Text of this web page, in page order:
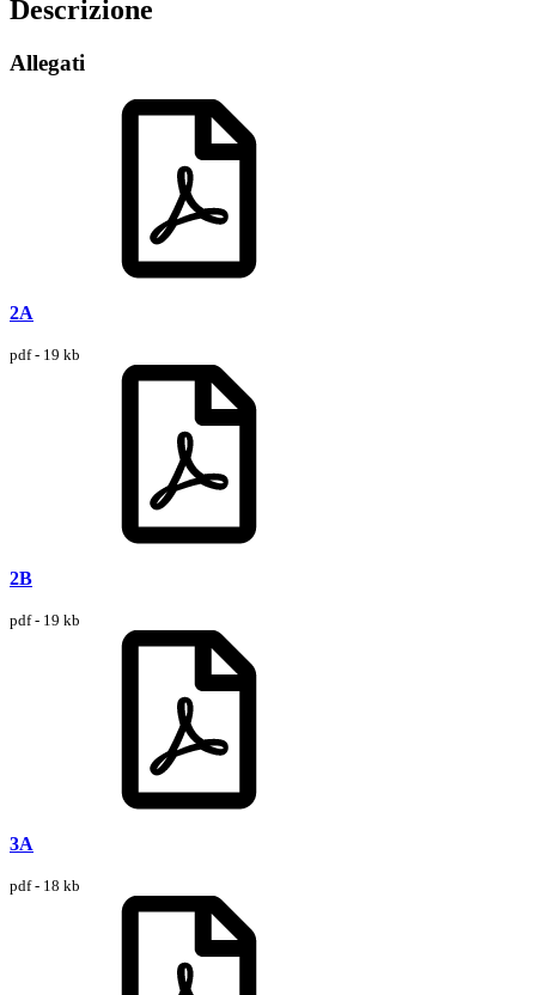
Descrizione
Allegati
2A
pdf - 19 kb
2B
pdf - 19 kb
3A
pdf - 18 kb